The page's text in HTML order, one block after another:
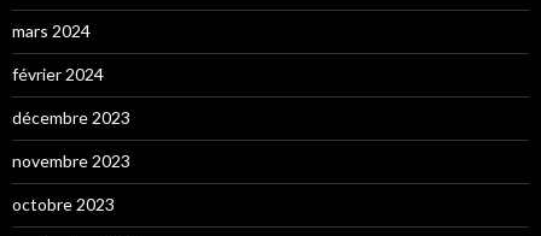
mars 2024
février 2024
décembre 2023
novembre 2023
octobre 2023